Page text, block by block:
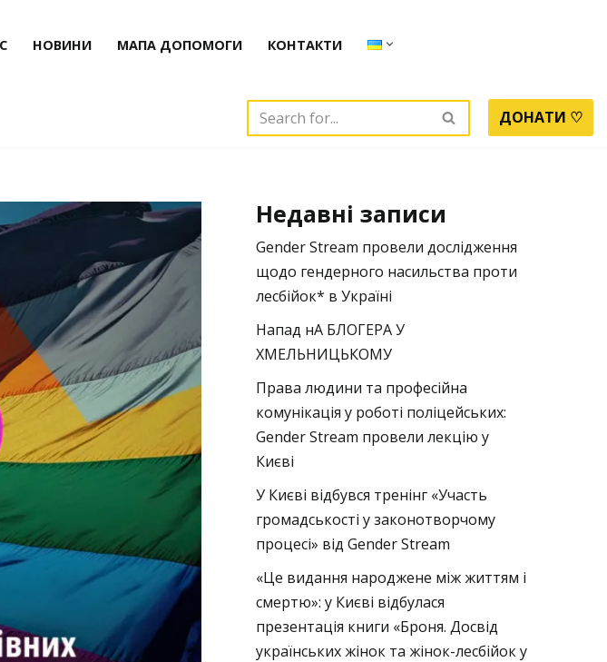
НОВИНИ МАПА ДОПОМОГИ КОНТАКТИ
ДОНАТИ ♡
Недавні записи
Gender Stream провели дослідження
щодо гендерного насильства проти
лесбійок* в Україні
Напад нА БЛОГЕРА У
ХМЕЛЬНИЦЬКОМУ
Права людини та професійна
комунікація у роботі поліцейських:
Gender Stream провели лекцію у
Києві
У Києві відбувся тренінг «Участь
громадськості у законотворчому
процесі» від Gender Stream
«Це видання народжене між життям і
смертю»: у Києві відбулася
презентація книги «Броня. Досвід
українських жінок та жінок-лесбійок у